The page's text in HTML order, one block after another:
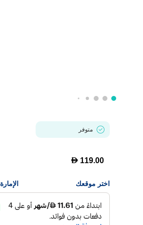
متوفر
D 119.00
اختر موقعك الإمارة